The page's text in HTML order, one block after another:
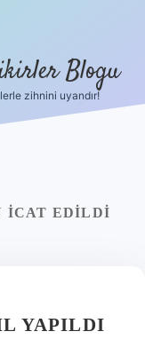
Blogu
zihnini uyandır!
ICAT EDILDI
YAPILDI